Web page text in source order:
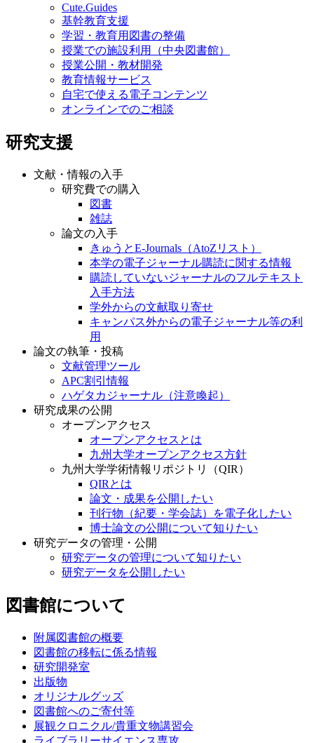
Cute.Guides
基幹教育支援
学習・教育用図書の整備
授業での施設利用（中央図書館）
授業公開・教材開発
教育情報サービス
自宅で使える電子コンテンツ
オンラインでのご相談
研究支援
文献・情報の入手
研究費での購入
図書
雑誌
論文の入手
きゅうとE-Journals（AtoZリスト）
本学の電子ジャーナル購読に関する情報
購読していないジャーナルのフルテキスト
入手方法
学外からの文献取り寄せ
キャンパス外からの電子ジャーナル等の利
用
論文の執筆・投稿
文献管理ツール
APC割引情報
ハゲタカジャーナル（注意喚起）
研究成果の公開
オープンアクセス
オープンアクセスとは
九州大学オープンアクセス方針
九州大学学術情報リポジトリ（QIR）
QIRとは
論文・成果を公開したい
刊行物（紀要・学会誌）を電子化したい
博士論文の公開について知りたい
研究データの管理・公開
研究データの管理について知りたい
研究データを公開したい
図書館について
附属図書館の概要
図書館の移転に係る情報
研究開発室
出版物
オリジナルグッズ
図書館へのご寄付等
展観クロニクル/貴重文物講習会
ライブラリーサイエンス専攻